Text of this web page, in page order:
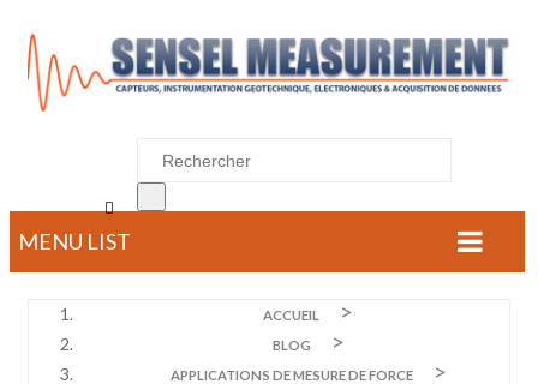

MENU LIST
ACCUEIL
BLOG
APPLICATIONS DE MESURE DE FORCE